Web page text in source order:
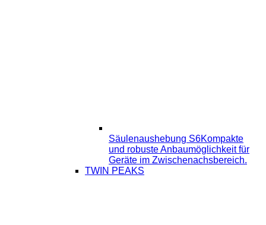
Säulenaushebung S6Kompakte
und robuste Anbaumöglichkeit für
Geräte im Zwischenachsbereich.
TWIN PEAKS